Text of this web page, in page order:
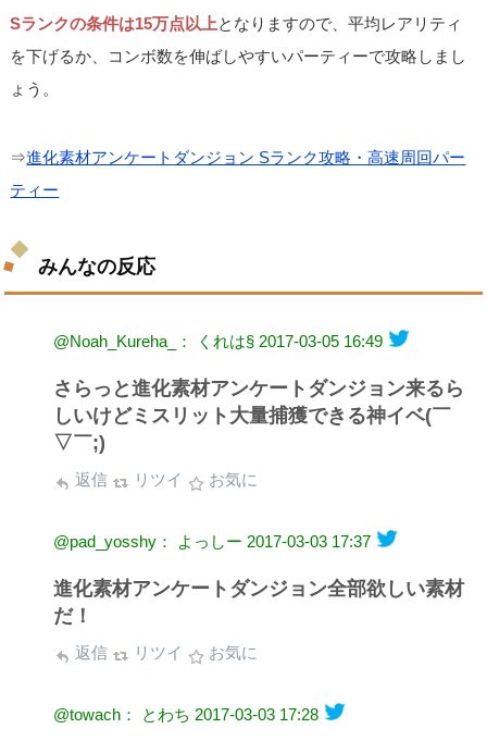
Sランクの条件は15万点以上となりますので、平均レアリティ
を下げるか、コンボ数を伸ばしやすいパーティーで攻略しまし
ょう。
⇒進化素材アンケートダンジョン Sランク攻略・高速周回パー
ティー
みんなの反応
@Noah_Kureha_： くれは§ 2017-03-05 16:49
さらっと進化素材アンケートダンジョン来るら
しいけどミスリット大量捕獲できる神イベ(￣
▽￣;)
返信 リツイ お気に
@pad_yosshy： よっしー 2017-03-03 17:37
進化素材アンケートダンジョン全部欲しい素材
だ！
返信 リツイ お気に
@towach： とわち 2017-03-03 17:28